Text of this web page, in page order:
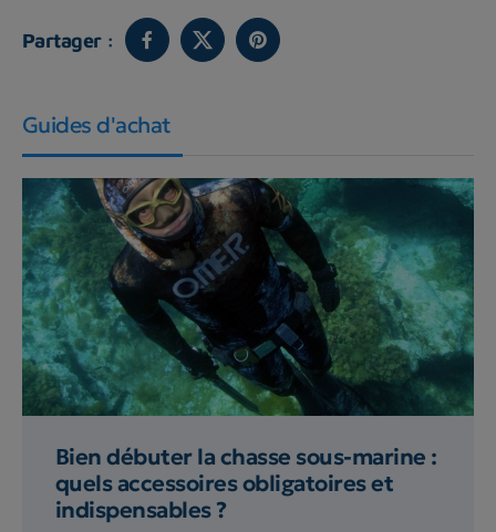
Partager :
Guides d'achat
Bien débuter la chasse sous-marine :
quels accessoires obligatoires et
indispensables ?